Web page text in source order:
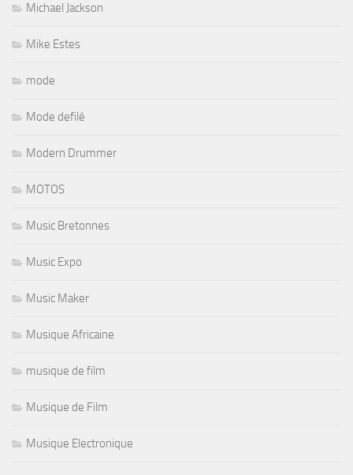
Michael Jackson
Mike Estes
mode
Mode defilé
Modern Drummer
MOTOS
Music Bretonnes
Music Expo
Music Maker
Musique Africaine
musique de film
Musique de Film
Musique Electronique